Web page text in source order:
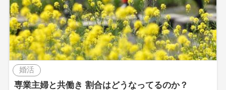
婚活
専業主婦と共働き 割合はどうなってるのか？